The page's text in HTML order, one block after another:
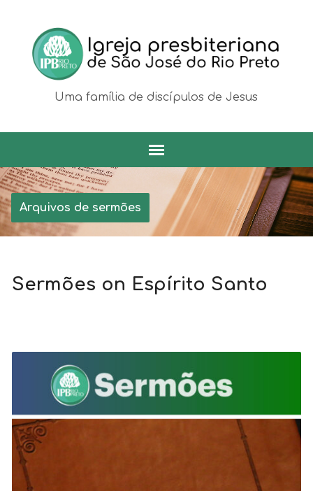
Uma família de discípulos de Jesus
Arquivos de sermões
Sermões on Espírito Santo